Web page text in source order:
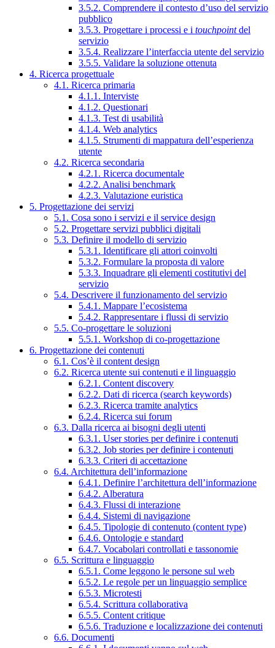
3.5.2. Comprendere il contesto d’uso del servizio
pubblico
3.5.3. Progettare i processi e i touchpointdel
servizio
3.5.4. Realizzare l’interfaccia utente del servizio
3.5.5. Validare la soluzione ottenuta
4. Ricerca progettuale
4.1. Ricerca primaria
4.1.1. Interviste
4.1.2. Questionari
4.1.3. Test di usabilità
4.1.4. Web analytics
4.1.5. Strumenti di mappatura dell’esperienza
utente
4.2. Ricerca secondaria
4.2.1. Ricerca documentale
4.2.2. Analisi benchmark
4.2.3. Valutazione euristica
5. Progettazione dei servizi
5.1. Cosa sono i servizi e il service design
5.2. Progettare servizi pubblici digitali
5.3. Definire il modello di servizio
5.3.1. Identificare gli attori coinvolti
5.3.2. Formulare la proposta di valore
5.3.3. Inquadrare gli elementi costitutivi del
servizio
5.4. Descrivere il funzionamento del servizio
5.4.1. Mappare l’ecosistema
5.4.2. Rappresentare i flussi di servizio
5.5. Co-progettare le soluzioni
5.5.1. Workshop di co-progettazione
6. Progettazione dei contenuti
6.1. Cos’è il content design
6.2. Ricerca utente sui contenuti e il linguaggio
6.2.1. Content discovery
6.2.2. Dati di ricerca (search keywords)
6.2.3. Ricerca tramite analytics
6.2.4. Ricerca sui forum
6.3. Dalla ricerca ai bisogni degli utenti
6.3.1. User stories per definire i contenuti
6.3.2. Job stories per definire i contenuti
6.3.3. Criteri di accettazione
6.4. Architettura dell’informazione
6.4.1. Definire l’architettura dell’informazione
6.4.2. Alberatura
6.4.3. Flussi di interazione
6.4.4. Sistemi di navigazione
6.4.5. Tipologie di contenuto (content type)
6.4.6. Ontologie e standard
6.4.7. Vocabolari controllati e tassonomie
6.5. Scrittura e linguaggio
6.5.1. Come leggono le persone sul web
6.5.2. Le regole per un linguaggio semplice
6.5.3. Microtesti
6.5.4. Scrittura collaborativa
6.5.5. Content critique
6.5.6. Traduzione e localizzazione dei contenuti
6.6. Documenti